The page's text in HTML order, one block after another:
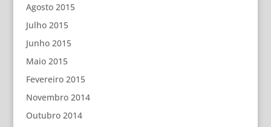
Agosto 2015
Julho 2015
Junho 2015
Maio 2015
Fevereiro 2015
Novembro 2014
Outubro 2014